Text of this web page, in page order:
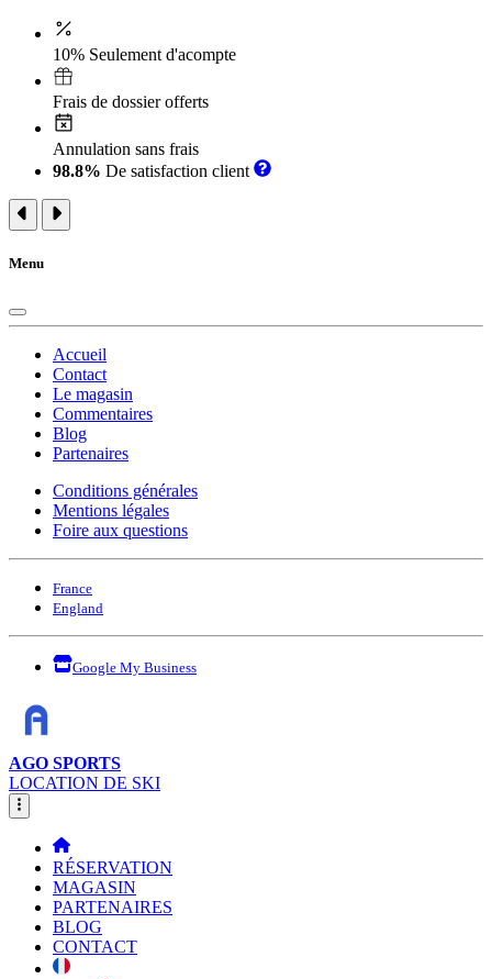
10% Seulement d'acompte
Frais de dossier offerts
Annulation sans frais
98.8% De satisfaction client
Menu
Accueil
Contact
Le magasin
Commentaires
Blog
Partenaires
Conditions générales
Mentions légales
Foire aux questions
France
England
Google My Business
AGO SPORTS
LOCATION DE SKI
RÉSERVATION
MAGASIN
PARTENAIRES
BLOG
CONTACT